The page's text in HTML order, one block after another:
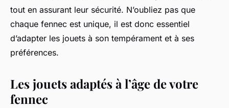
tout en assurant leur sécurité. N’oubliez pas que
chaque fennec est unique, il est donc essentiel
d’adapter les jouets à son tempérament et à ses
préférences.
Les jouets adaptés à l’âge de votre
fennec